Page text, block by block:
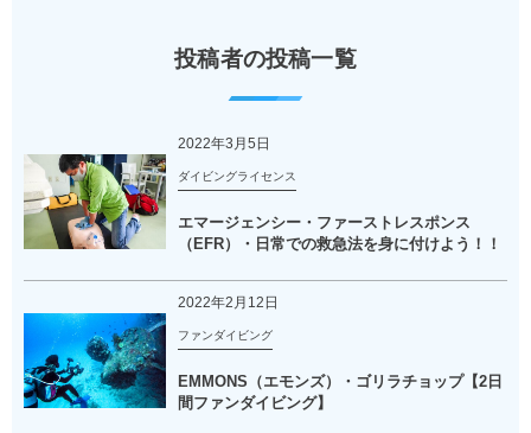
投稿者の投稿一覧
2022年3月5日
ダイビングライセンス
エマージェンシー・ファーストレスポンス
（EFR）・日常での救急法を身に付けよう！！
2022年2月12日
ファンダイビング
EMMONS（エモンズ）・ゴリラチョップ【2日
間ファンダイビング】